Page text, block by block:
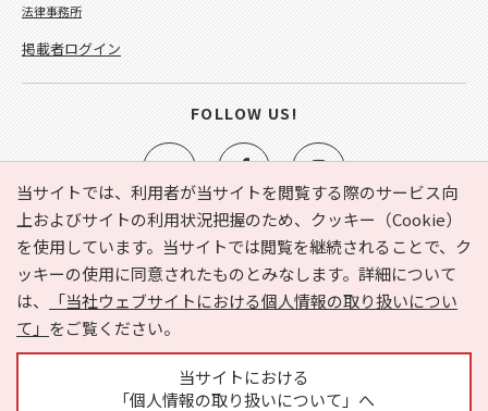
当サイトでは、利用者が当サイトを閲覧する際のサービス向
上およびサイトの利用状況把握のため、クッキー（Cookie）
を使用しています。当サイトでは閲覧を継続されることで、ク
ッキーの使用に同意されたものとみなします。詳細について
は、
「当社ウェブサイトにおける個人情報の取り扱いについ
て」 をご覧ください。
当サイトにおける
「個人情報の取り扱いについて」へ
e-NAVITA（イーナビタ）とは？ お気に入り
ヘルプ
利用規約
個人情報の取り扱いについて
運営会社
サイトマップ
広告掲載に関するお問い合わせ
法律事務所
掲載者ログイン
FOLLOW US!